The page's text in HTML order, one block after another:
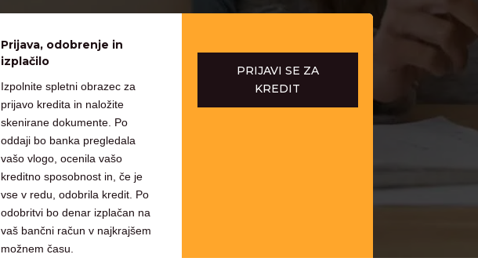
Prijava, odobrenje in
izplačilo
Izpolnite spletni obrazec za
prijavo kredita in naložite
skenirane dokumente. Po
oddaji bo banka pregledala
vašo vlogo, ocenila vašo
kreditno sposobnost in, če je
vse v redu, odobrila kredit. Po
odobritvi bo denar izplačan na
vaš bančni račun v najkrajšem
možnem času.
PRIJAVI SE ZA
KREDIT